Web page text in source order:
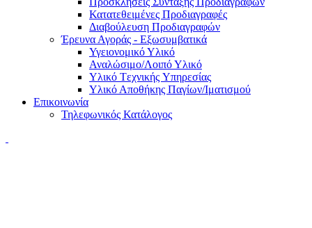
Κατατεθειμένες Προδιαγραφές
Διαβούλευση Προδιαγραφών
Έρευνα Αγοράς - Εξωσυμβατικά
Υγειονομικό Υλικό
Αναλώσιμο/Λοιπό Υλικό
Υλικό Tεχνικής Yπηρεσίας
Υλικό Αποθήκης Παγίων/Ιματισμού
Επικοινωνία
Τηλεφωνικός Κατάλογος